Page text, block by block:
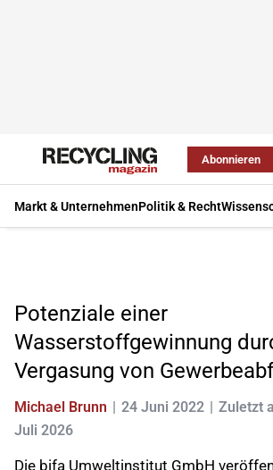
Abonnieren
Markt & UnternehmenPolitik & Recht
Potenziale einer
Wasserstoffgewinnung
Vergasung von
Michael Brunn 24 Juni 2022
Zuletzt
Juli 2026
Die bifa Umweltinstitut GmbH